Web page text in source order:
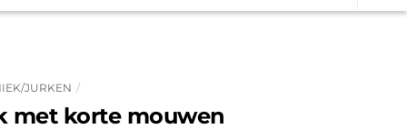
JURKEN
met korte mouwen